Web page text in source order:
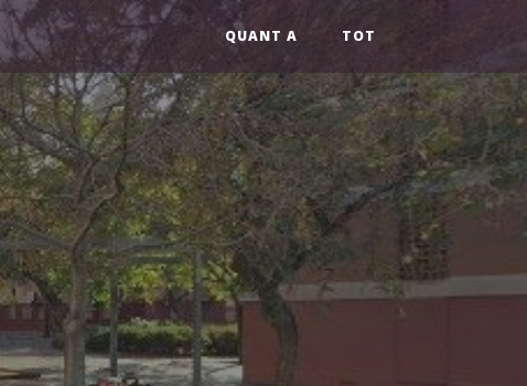
QUANT A TOT